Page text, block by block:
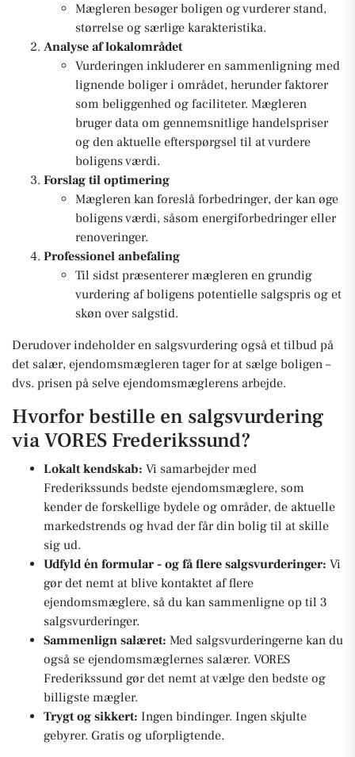
Mægleren besøger boligen og vurderer stand,
størrelse og særlige karakteristika.
Analyse af lokalområdet
Vurderingen inkluderer en sammenligning med
lignende boliger i området, herunder faktorer
som beliggenhed og faciliteter. Mægleren
bruger data om gennemsnitlige handelspriser
og den aktuelle efterspørgsel til at vurdere
boligens værdi.
Forslag til optimering
Mægleren kan foreslå forbedringer, der kan øge
boligens værdi, såsom energiforbedringer eller
renoveringer.
Professionel anbefaling
Til sidst præsenterer mægleren en grundig
vurdering af boligens potentielle salgspris og et
skøn over salgstid.
Derudover indeholder en salgsvurdering også et tilbud på
det salær, ejendomsmægleren tager for at sælge boligen –
dvs. prisen på selve ejendomsmæglerens arbejde.
Hvorfor bestille en salgsvurdering
via VORES Frederikssund?
Lokalt kendskab: Vi samarbejder med
Frederikssunds bedste ejendomsmæglere, som
kender de forskellige bydele og områder, de aktuelle
markedstrends og hvad der får din bolig til at skille
sig ud.
Udfyld én formular - og få flere salgsvurderinger: Vi
gør det nemt at blive kontaktet af flere
ejendomsmæglere, så du kan sammenligne op til 3
salgsvurderinger.
Sammenlign salæret: Med salgsvurderingerne kan du
også se ejendomsmæglernes salærer. VORES
Frederikssund gør det nemt at vælge den bedste og
billigste mægler.
Trygt og sikkert: Ingen bindinger. Ingen skjulte
gebyrer. Gratis og uforpligtende.